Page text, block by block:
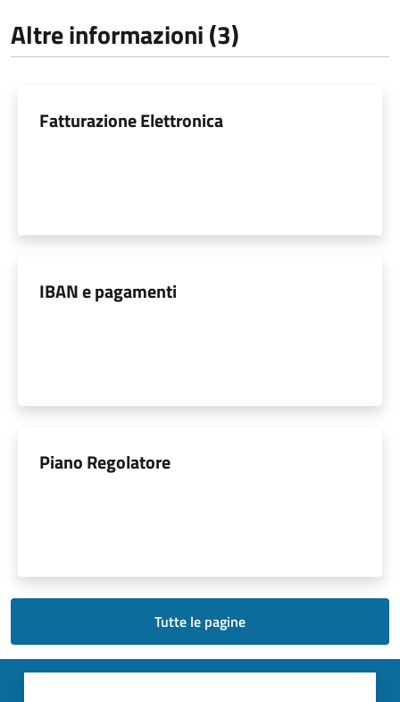
Altre informazioni (3)
Fatturazione Elettronica
IBAN e pagamenti
Piano Regolatore
Tutte le pagine